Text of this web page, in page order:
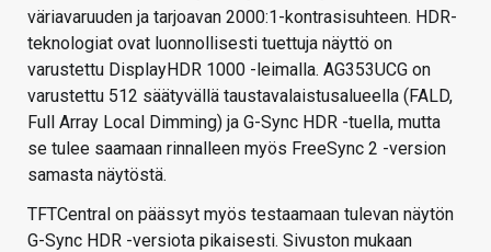
väriavaruuden ja tarjoavan 2000:1-kontrasisuhteen. HDR-
teknologiat ovat luonnollisesti tuettuja näyttö on
varustettu DisplayHDR 1000 -leimalla. AG353UCG on
varustettu 512 säätyvällä taustavalaistusalueella (FALD,
Full Array Local Dimming) ja G-Sync HDR -tuella, mutta
se tulee saamaan rinnalleen myös FreeSync 2 -version
samasta näytöstä.
TFTCentral on päässyt myös testaamaan tulevan näytön
G-Sync HDR -versiota pikaisesti. Sivuston mukaan